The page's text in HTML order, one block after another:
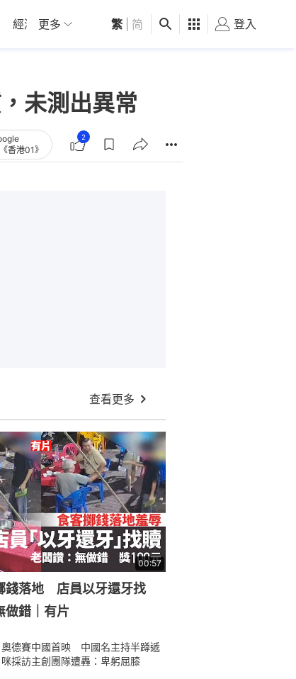
經濟 01深圳 觀點 健康 好食玩飛
更多 繁 简 登入
未測出異常
香港01》
2
查看更多
00:57
錢落地 店員以牙還牙找
錯｜有片
奧德賽中國首映 中國名主持半蹲遞
咪採訪主創團隊遭轟：卑躬屈膝